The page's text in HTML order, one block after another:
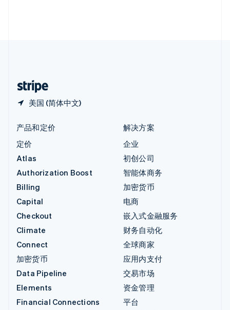
美国 (简体中文)
产品和定价
定价
Atlas
Authorization Boost
Billing
Capital
Checkout
Climate
Connect
加密货币
Data Pipeline
Elements
Financial Connections
解决方案
企业
初创公司
智能体商务
加密货币
电商
嵌入式金融服务
财务自动化
全球商家
应用内支付
交易市场
资金管理
平台